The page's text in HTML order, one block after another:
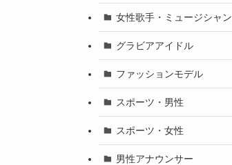
女性歌手・ミュージシャン
グラビアアイドル
ファッションモデル
スポーツ・男性
スポーツ・女性
男性アナウンサー